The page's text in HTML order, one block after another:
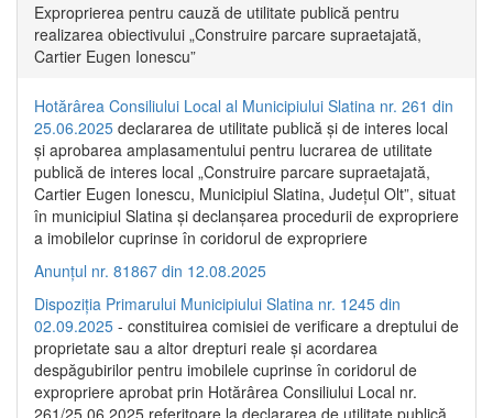
Exproprierea pentru cauză de utilitate publică pentru
realizarea obiectivului „Construire parcare supraetajată,
Cartier Eugen Ionescu”
Hotărârea Consiliului Local al Municipiului Slatina nr. 261 din
25.06.2025 declararea de utilitate publică și de interes local
și aprobarea amplasamentului pentru lucrarea de utilitate
publică de interes local „Construire parcare supraetajată,
Cartier Eugen Ionescu, Municipiul Slatina, Județul Olt”, situat
în municipiul Slatina și declanșarea procedurii de expropriere
a imobilelor cuprinse în coridorul de expropriere
Anunțul nr. 81867 din 12.08.2025
Dispoziția Primarului Municipiului Slatina nr. 1245 din
02.09.2025 - constituirea comisiei de verificare a dreptului de
proprietate sau a altor drepturi reale și acordarea
despăgubirilor pentru imobilele cuprinse în coridorul de
expropriere aprobat prin Hotărârea Consiliului Local nr.
261/25.06.2025 referitoare la declararea de utilitate publică